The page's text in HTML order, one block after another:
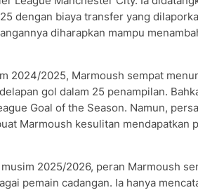
dengan biaya transfer yang
diharapkan mampu
2024/2025, Marmoush sempat
gol dalam 25 penampilan.
Goal of the Season. Namun,
Marmoush kesulitan mendapatkan
2025/2026, peran Marmoush
pemain cadangan. Ia hanya